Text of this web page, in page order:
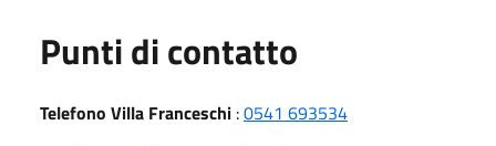
Punti di contatto
Telefono Villa Franceschi :0541 693534